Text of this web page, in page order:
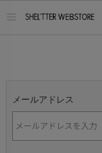
メールアドレス